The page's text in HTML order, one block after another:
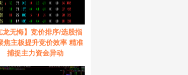
龙无悔】竞价排序/选股指
焦主板提升竞价效率 精准
捕捉主力资金异动